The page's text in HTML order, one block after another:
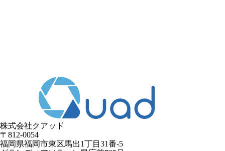
株式会社クアッド
〒812-0054
​福岡県福岡市東区馬出1丁目31番-5